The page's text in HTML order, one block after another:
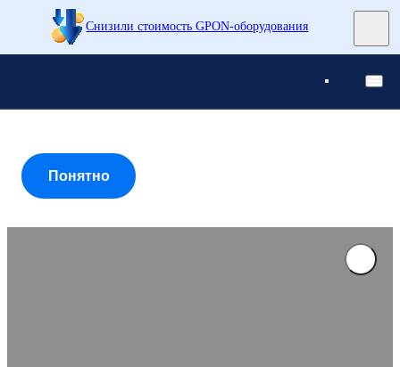
Понятно
Понятно
Снизили стоимость GPON-оборудования